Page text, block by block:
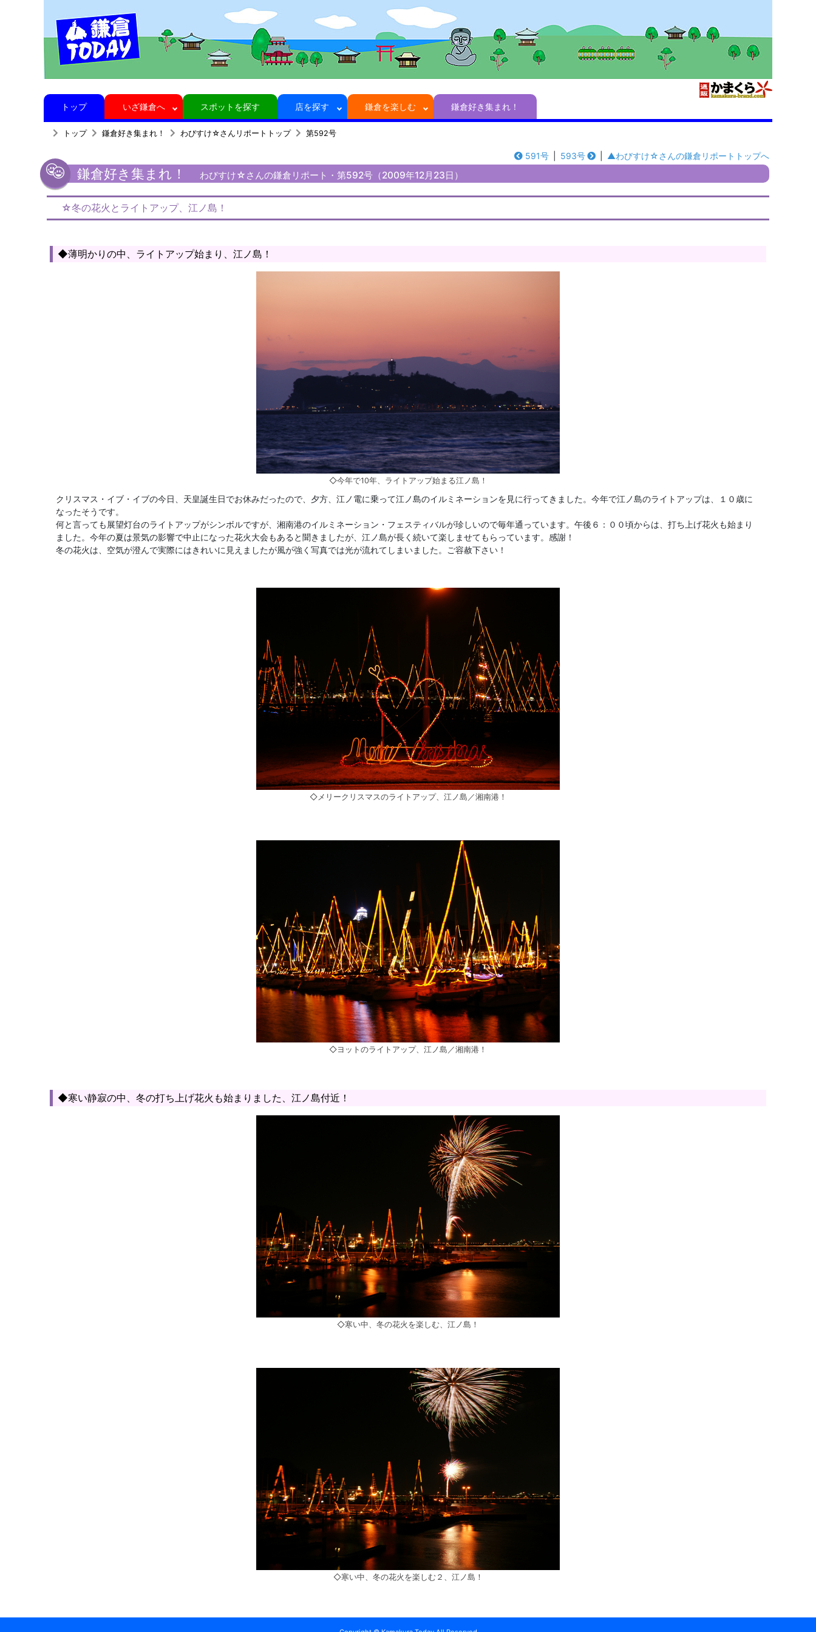
トップ いざ鎌倉へ スポットを探す 店を探す 鎌倉を楽しむ 鎌倉好き集まれ！
トップ 鎌倉好き集まれ！ わびすけ☆さんリポートトップ 第592号
591号 593号 ▲わびすけ☆さんの鎌倉リポートトップへ
鎌倉好き集まれ！ わびすけ☆さんの鎌倉リポート・第592号（2009年12月23日）
☆冬の花火とライトアップ、江ノ島！
◆薄明かりの中、ライトアップ始まり、江ノ島！
◇今年で10年、ライトアップ始まる江ノ島！
クリスマス・イブ・イブの今日、天皇誕生日でお休みだったので、夕方、江ノ電に乗って江ノ島のイルミネーションを見に行ってきました。今年で江ノ島のライトアップは、１０歳に
なったそうです。
何と言っても展望灯台のライトアップがシンボルですが、湘南港のイルミネーション・フェスティバルが珍しいので毎年通っています。午後６：００頃からは、打ち上げ花火も始まり
ました。今年の夏は景気の影響で中止になった花火大会もあると聞きましたが、江ノ島が長く続いて楽しませてもらっています。感謝！
冬の花火は、空気が澄んで実際にはきれいに見えましたが風が強く写真では光が流れてしまいました。ご容赦下さい！
◇メリークリスマスのライトアップ、江ノ島／湘南港！
◇ヨットのライトアップ、江ノ島／湘南港！
◆寒い静寂の中、冬の打ち上げ花火も始まりました、江ノ島付近！
◇寒い中、冬の花火を楽しむ、江ノ島！
◇寒い中、冬の花火を楽しむ２、江ノ島！